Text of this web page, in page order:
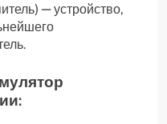
— устройство,